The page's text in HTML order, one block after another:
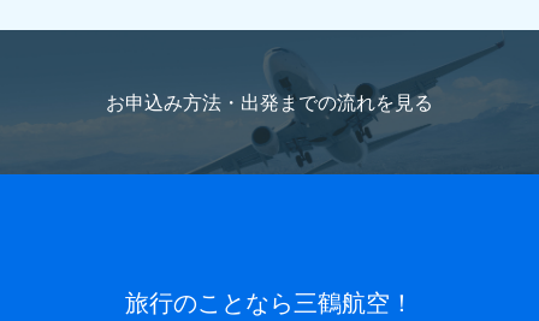
お申込み方法・出発までの流れを見る
旅行のことなら三鶴航空！